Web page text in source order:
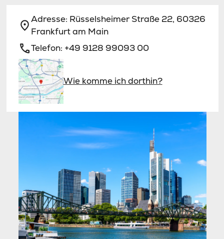
Adresse: Rüsselsheimer Straße 22, 60326
Frankfurt am Main
Telefon: +49 9128 99093 00
Wie komme ich dorthin?